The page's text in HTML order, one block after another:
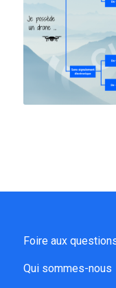
Foire aux
Qui sommes-nous